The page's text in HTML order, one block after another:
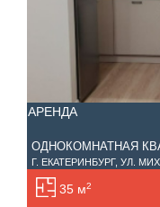
АРЕНДА
ОДНОКОМНАТНАЯ
Г. ЕКАТЕРИНБУРГ, УЛ.
35 м2